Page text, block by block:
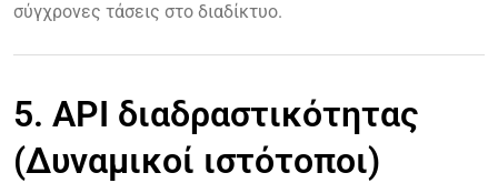
σύγχρονες τάσεις στο διαδίκτυο.
5. API διαδραστικότητας
(Δυναμικοί ιστότοποι)